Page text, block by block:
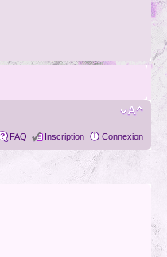
FAQ Inscription Connexion